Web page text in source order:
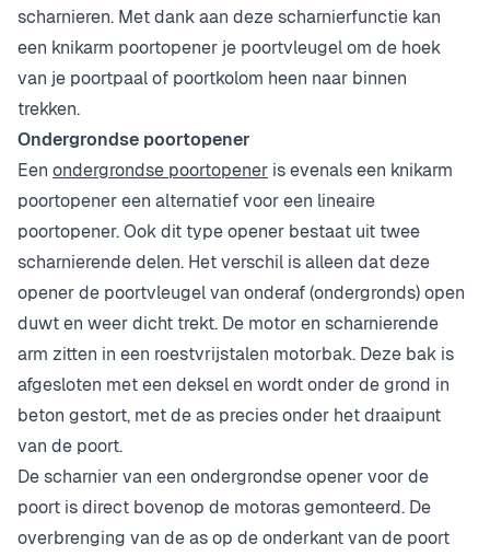
scharnieren. Met dank aan deze scharnierfunctie kan
een knikarm poortopener je poortvleugel om de hoek
van je poortpaal of poortkolom heen naar binnen
trekken.
Ondergrondse poortopener
Een ondergrondse poortopener is evenals een knikarm
poortopener een alternatief voor een lineaire
poortopener. Ook dit type opener bestaat uit twee
scharnierende delen. Het verschil is alleen dat deze
opener de poortvleugel van onderaf (ondergronds) open
duwt en weer dicht trekt. De motor en scharnierende
arm zitten in een roestvrijstalen motorbak. Deze bak is
afgesloten met een deksel en wordt onder de grond in
beton gestort, met de as precies onder het draaipunt
van de poort.
De scharnier van een ondergrondse opener voor de
poort is direct bovenop de motoras gemonteerd. De
overbrenging van de as op de onderkant van de poort